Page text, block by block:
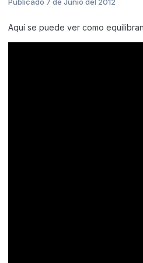
Publicado 7 de Junio del 2012
Aquí se puede ver como